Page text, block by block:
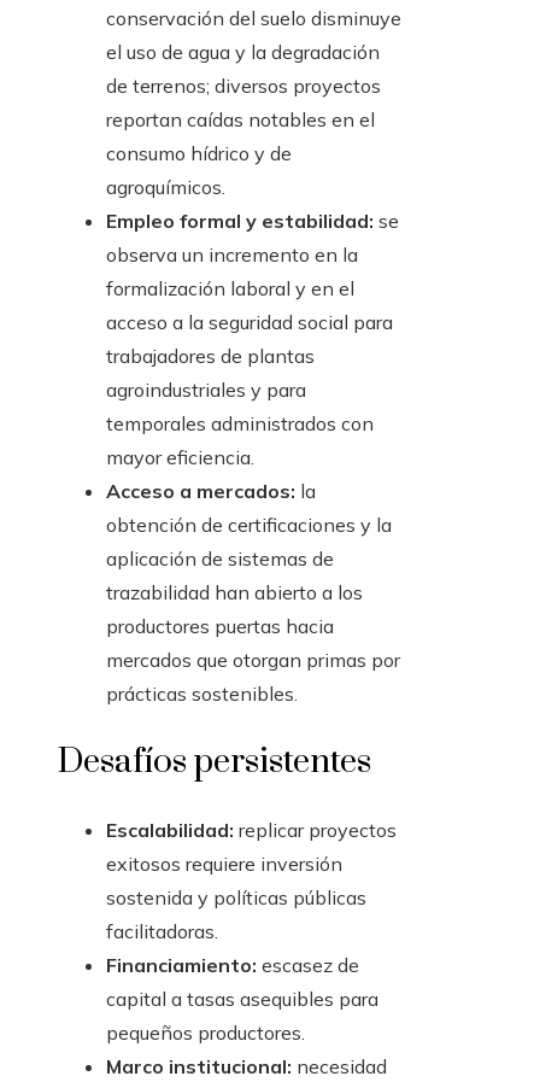
conservación del suelo disminuye
el uso de agua y la degradación
de terrenos; diversos proyectos
reportan caídas notables en el
consumo hídrico y de
agroquímicos.
Empleo formal y estabilidad: se
observa un incremento en la
formalización laboral y en el
acceso a la seguridad social para
trabajadores de plantas
agroindustriales y para
temporales administrados con
mayor eficiencia.
Acceso a mercados: la
obtención de certificaciones y la
aplicación de sistemas de
trazabilidad han abierto a los
productores puertas hacia
mercados que otorgan primas por
prácticas sostenibles.
Desafíos persistentes
Escalabilidad: replicar proyectos
exitosos requiere inversión
sostenida y políticas públicas
facilitadoras.
Financiamiento: escasez de
capital a tasas asequibles para
pequeños productores.
Marco institucional: necesidad